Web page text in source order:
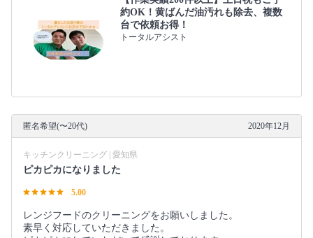
約OK！黄ばんだ油汚れも除去、複数
台で依頼お得！
トータルアシスト
匿名希望(〜20代) 2020年12月
キッチンクリーニング | 愛知県
ピカピカになりました
5.00
レンジフードのクリーニングをお願いしました。
素早く対応していただきました。